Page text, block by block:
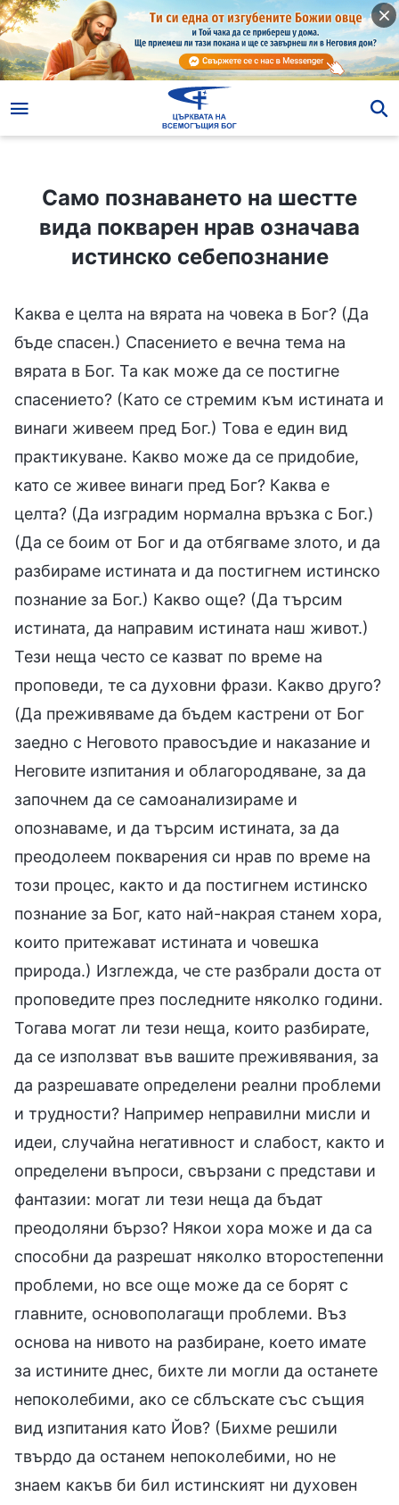
Само познаването на шестте
вида покварен нрав означава
истинско себепознание
Каква е целта на вярата на човека в Бог? (Да
бъде спасен.) Спасението е вечна тема на
вярата в Бог. Та как може да се постигне
спасението? (Като се стремим към истината и
винаги живеем пред Бог.) Това е един вид
практикуване. Какво може да се придобие,
като се живее винаги пред Бог? Каква е
целта? (Да изградим нормална връзка с Бог.)
(Да се боим от Бог и да отбягваме злото, и да
разбираме истината и да постигнем истинско
познание за Бог.) Какво още? (Да търсим
истината, да направим истината наш живот.)
Тези неща често се казват по време на
проповеди, те са духовни фрази. Какво друго?
(Да преживяваме да бъдем кастрени от Бог
заедно с Неговото правосъдие и наказание и
Неговите изпитания и облагородяване, за да
започнем да се самоанализираме и
опознаваме, и да търсим истината, за да
преодолеем покварения си нрав по време на
този процес, както и да постигнем истинско
познание за Бог, като най-накрая станем хора,
които притежават истината и човешка
природа.) Изглежда, че сте разбрали доста от
проповедите през последните няколко години.
Тогава могат ли тези неща, които разбирате,
да се използват във вашите преживявания, за
да разрешавате определени реални проблеми
и трудности? Например неправилни мисли и
идеи, случайна негативност и слабост, както и
определени въпроси, свързани с представи и
фантазии: могат ли тези неща да бъдат
преодоляни бързо? Някои хора може и да са
способни да разрешат няколко второстепенни
проблеми, но все още може да се борят с
главните, основополагащи проблеми. Въз
основа на нивото на разбиране, което имате
за истините днес, бихте ли могли да останете
непоколебими, ако се сблъскате със същия
вид изпитания като Йов? (Бихме решили
твърдо да останем непоколебими, но не
знаем какъв би бил истинският ни духовен